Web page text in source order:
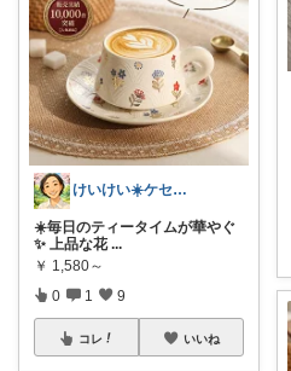
けいけい☀️ケセラセラと軽やかに🌻
☀️毎日のティータイムが華やぐ
✨ 上品な花 ...
￥ 1,580～
0 1 9
コレ いいね